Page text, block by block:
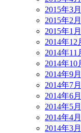
2015年3月
2015年2月
2015年1月
2014年12
2014年11
2014年10
2014年9月
2014年7月
2014年6月
2014年5月
2014年4月
2014年3月